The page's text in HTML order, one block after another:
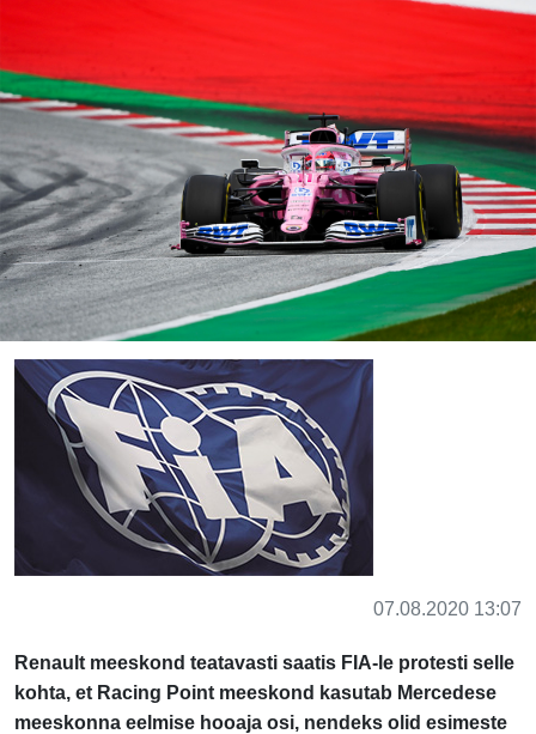
07.08.2020 13:07
Renault meeskond teatavasti saatis FIA-le protesti selle
kohta, et Racing Point meeskond kasutab Mercedese
meeskonna eelmise hooaja osi, nendeks olid esimeste